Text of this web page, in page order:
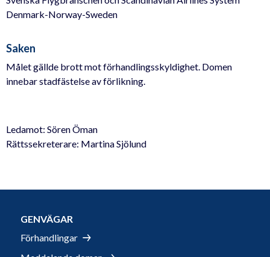
Denmark-Norway-Sweden
Saken
Målet gällde brott mot förhandlingsskyldighet. Domen
innebar stadfästelse av förlikning.
Ledamot: Sören Öman
Rättssekreterare: Martina Sjölund
GENVÄGAR
Förhandlingar